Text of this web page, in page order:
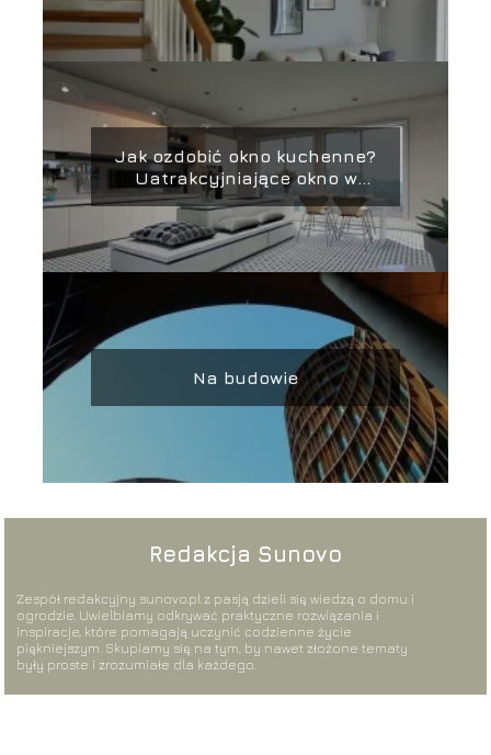
Jak ozdobić okno kuchenne?
Uatrakcyjniające okno w
kuchni aranżacje
Na budowie
Redakcja Sunovo
Zespół redakcyjny sunovo.pl z pasją dzieli się wiedzą o domu i
ogrodzie. Uwielbiamy odkrywać praktyczne rozwiązania i
inspiracje, które pomagają uczynić codzienne życie
piękniejszym. Skupiamy się na tym, by nawet złożone tematy
były proste i zrozumiałe dla każdego.